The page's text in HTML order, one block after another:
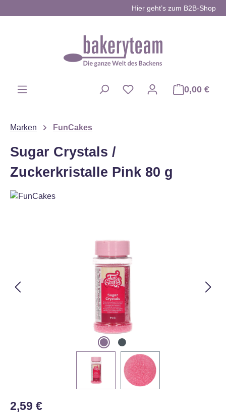
Hier geht’s zum B2B-Shop
0,00 €
Marken FunCakes
Sugar Crystals /
Zuckerkristalle Pink 80 g
Regulärer Preis:
2,59 €